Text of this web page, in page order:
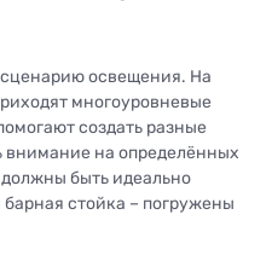
освещения. На
многоуровневые
создать разные
внимание на определённых
быть идеально
стойка – погружены